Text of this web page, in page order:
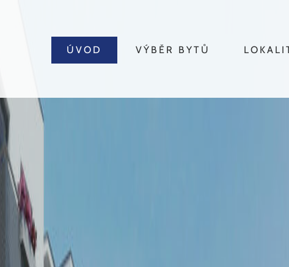
ÚVOD VÝBĚR BYTŮ